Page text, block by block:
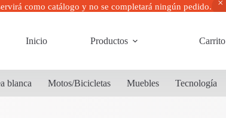
como catálogo y no se completará ningún pedido.
Inicio Productos Carrito
blanca Motos/Bicicletas Muebles Tecnología